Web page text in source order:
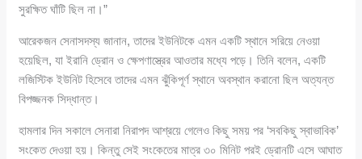
সুরক্ষিত ঘাঁটি ছিল না।”
আরেকজন সেনাসদস্য জানান, তাদের ইউনিটকে এমন একটি স্থানে সরিয়ে নেওয়া
হয়েছিল, যা ইরানি ড্রোন ও ক্ষেপণাস্ত্রের আওতার মধ্যে পড়ে। তিনি বলেন, একটি
লজিস্টিক ইউনিট হিসেবে তাদের এমন ঝুঁকিপূর্ণ স্থানে অবস্থান করানো ছিল অত্যন্ত
বিপজ্জনক সিদ্ধান্ত।
হামলার দিন সকালে সেনারা নিরাপদ আশ্রয়ে গেলেও কিছু সময় পর ‘সবকিছু স্বাভাবিক’
সংকেত দেওয়া হয়। কিন্তু সেই সংকেতের মাত্র ৩০ মিনিট পরই ড্রোনটি এসে আঘাত